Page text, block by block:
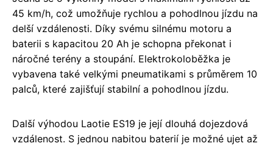
45 km/h, což umožňuje rychlou a pohodlnou jízdu na
delší vzdálenosti. Díky svému silnému motoru a
baterii s kapacitou 20 Ah je schopna překonat i
náročné terény a stoupání. Elektrokoloběžka je
vybavena také velkými pneumatikami s průměrem 10
palců, které zajišťují stabilní a pohodlnou jízdu.
Další výhodou Laotie ES19 je její dlouhá dojezdová
vzdálenost. S jednou nabitou baterií je možné ujet až